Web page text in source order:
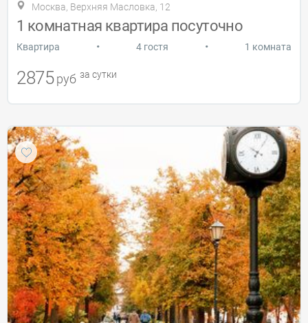
Москва, Верхняя Масловка, 12
1 комнатная квартира посуточно
Квартира • 4 гостя • 1 комната
2875 руб за сутки